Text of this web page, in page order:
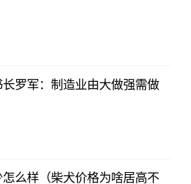
罗军：制造业由大做强需做
么样（柴犬价格为啥居高不